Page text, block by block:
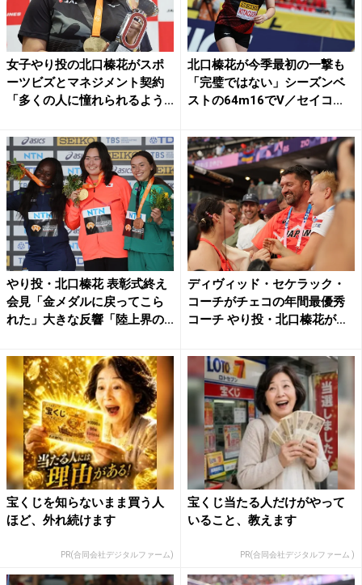
女子やり投の北口榛花がスポ
ーツビズとマネジメント契約
「多くの人に憧れられるよう...
北口榛花が今季最初の一撃も
「完璧ではない」シーズンベ
ストの64m16でV／セイコ...
やり投・北口榛花 表彰式終え
会見「金メダルに戻ってこら
れた」大きな反響「陸上界の...
ディヴィッド・セケラック・
コーチがチェコの年間最優秀
コーチ やり投・北口榛花が
宝くじを知らないまま買う人
ほど、外れ続けます
PR(合同会社デジタルファーム)
宝くじ当たる人だけがやって
いること、教えます
PR(合同会社デジタルファーム )